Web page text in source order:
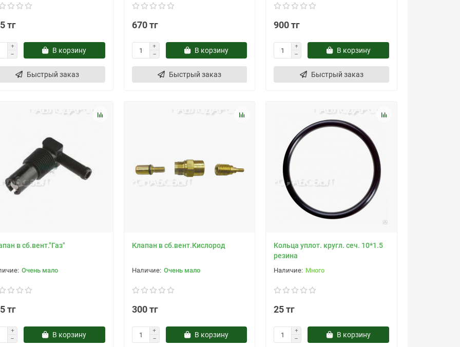
тг
В корзину
Быстрый заказ
670 тг
В корзину
Быстрый заказ
900 тг
В корзину
Быстрый заказ
в сб.вент."Газ"
Очень мало
тг
В корзину
Клапан в сб.вент.Кислород
Очень мало
300 тг
В корзину
Кольца уплот. кругл. сеч. 10*1.5
резина
Много
25 тг
В корзину